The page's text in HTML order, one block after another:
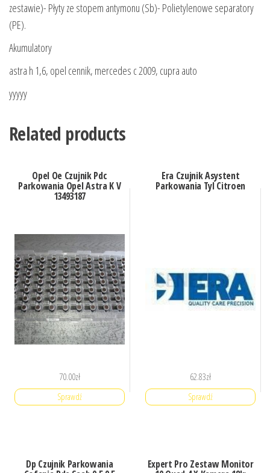
zestawie)- Płyty ze stopem antymonu (Sb)- Polietylenowe separatory
(PE).
Akumulatory
astra h 1,6, opel cennik, mercedes c 2009, cupra auto
yyyyy
Related products
Opel Oe Czujnik Pdc
Parkowania Opel Astra K V
13493187
70.00zł
Sprawdź
Era Czujnik Asystent
Parkowania Tyl Citroen
62.83zł
Sprawdź
Dp Czujnik Parkowania Expert Pro Zestaw Monitor